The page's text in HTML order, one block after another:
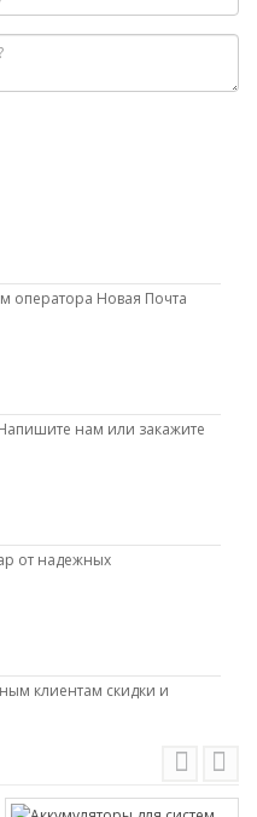
оператора Новая Почта
нам или закажите
от надежных
клиентам скидки и